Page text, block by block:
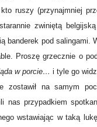
ruszy (przynajmniej
zwiniętą
banderek pod salingami.
Proszę grzecznie o
w porcie… i tyle go
zostawił na samym
przypadkiem
wstawiając w taką